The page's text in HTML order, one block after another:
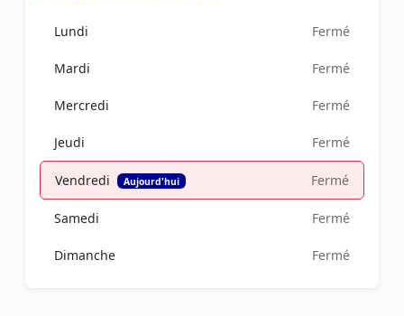
Lundi Fermé
Mardi Fermé
Mercredi Fermé
Jeudi Fermé
Vendredi Aujourd'hui Fermé
Samedi Fermé
Dimanche Fermé